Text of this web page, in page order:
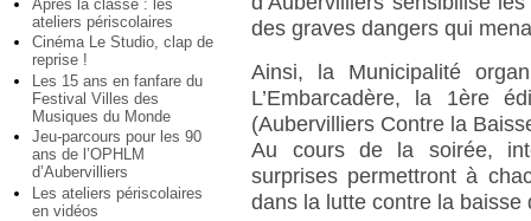
Après la classe : les
ateliers périscolaires
Cinéma Le Studio, clap de
reprise !
Les 15 ans en fanfare du
Festival Villes des
Musiques du Monde
Jeu-parcours pour les 90
ans de l’OPHLM
d’Aubervilliers
Les ateliers périscolaires
en vidéos
des graves dangers qui
Ainsi, la Municipalité
L’Embarcadère, la 1ère
(Aubervilliers Contre la
Au cours de la soirée,
surprises permettront à
dans la lutte contre la baisse